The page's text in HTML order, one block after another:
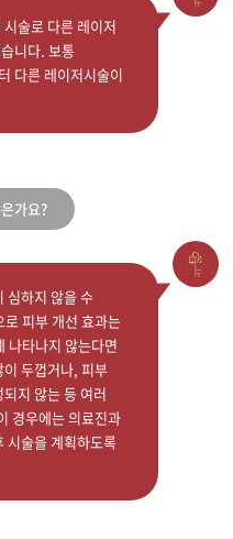
술로 다른 레이저
니다. 보통
다른 레이저시술이
가요?
심하지 않을 수
피부 개선 효과는
나타나지 않는다면
두껍거나, 피부
지 않는 등 여러
경우에는 의료진과
시술을 계획하도록